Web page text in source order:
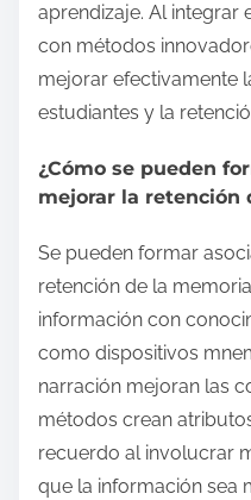
aprendizaje. Al integrar
con métodos
mejorar efectivamente
estudiantes y la
¿Cómo se pueden
mejorar la retención
Se pueden formar
retención de la
información con
como dispositivos
narración mejoran las
métodos crean
recuerdo al involucrar
que la información sea